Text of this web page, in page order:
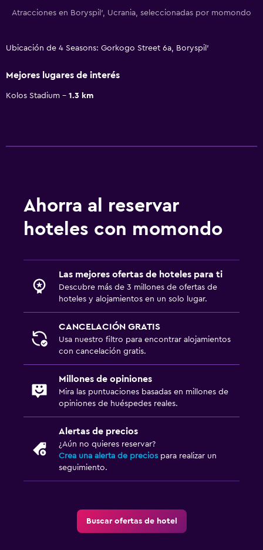
Atracciones en Boryspil’, Ucrania, seleccionadas por momondo
Ubicación de 4 Seasons: Gorkogo Street 6a, Boryspil’
Mejores lugares de interés
Kolos Stadium 1.3 km
Ahorra al reservar
hoteles con momondo
Las mejores ofertas de hoteles para ti
Descubre más de 3 millones de ofertas de
hoteles y alojamientos en un solo lugar.
CANCELACIÓN GRATIS
Usa nuestro filtro para encontrar alojamientos
con cancelación gratis.
Millones de opiniones
Mira las puntuaciones basadas en millones de
opiniones de huéspedes reales.
Alertas de precios
¿Aún no quieres reservar?
Crea una alerta de precios para realizar un
seguimiento.
Buscar ofertas de hotel